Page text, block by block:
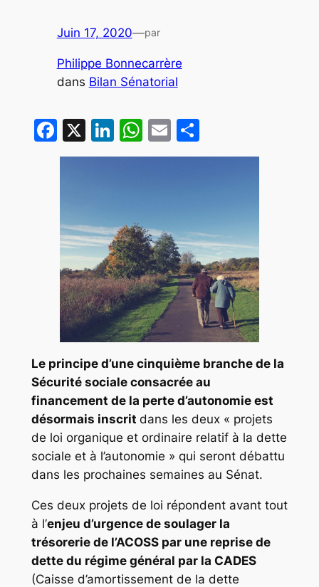
Juin 17, 2020—par
Philippe Bonnecarrère
dans Bilan Sénatorial
Facebook
X LinkedIn
WhatsApp
EmailPartager
Le principe d’une cinquième branche de la
Sécurité sociale consacrée au
financement de la perte d’autonomie est
désormais inscrit dans les deux « projets
de loi organique et ordinaire relatif à la dette
sociale et à l’autonomie » qui seront débattu
dans les prochaines semaines au Sénat.
Ces deux projets de loi répondent avant tout
à l’enjeu d’urgence de soulager la
trésorerie de l’ACOSS par une reprise de
dette du régime général par la CADES
(Caisse d’amortissement de la dette